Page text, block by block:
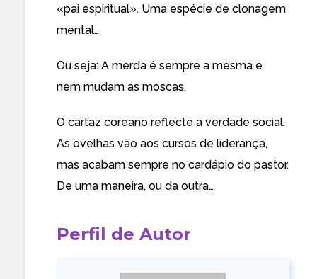
«pai espiritual». Uma espécie de clonagem
mental…
Ou seja: A merda é sempre a mesma e
nem mudam as moscas.
O cartaz coreano reflecte a verdade social.
As ovelhas vão aos cursos de liderança,
mas acabam sempre no cardápio do pastor.
De uma maneira, ou da outra…
Perfil de Autor